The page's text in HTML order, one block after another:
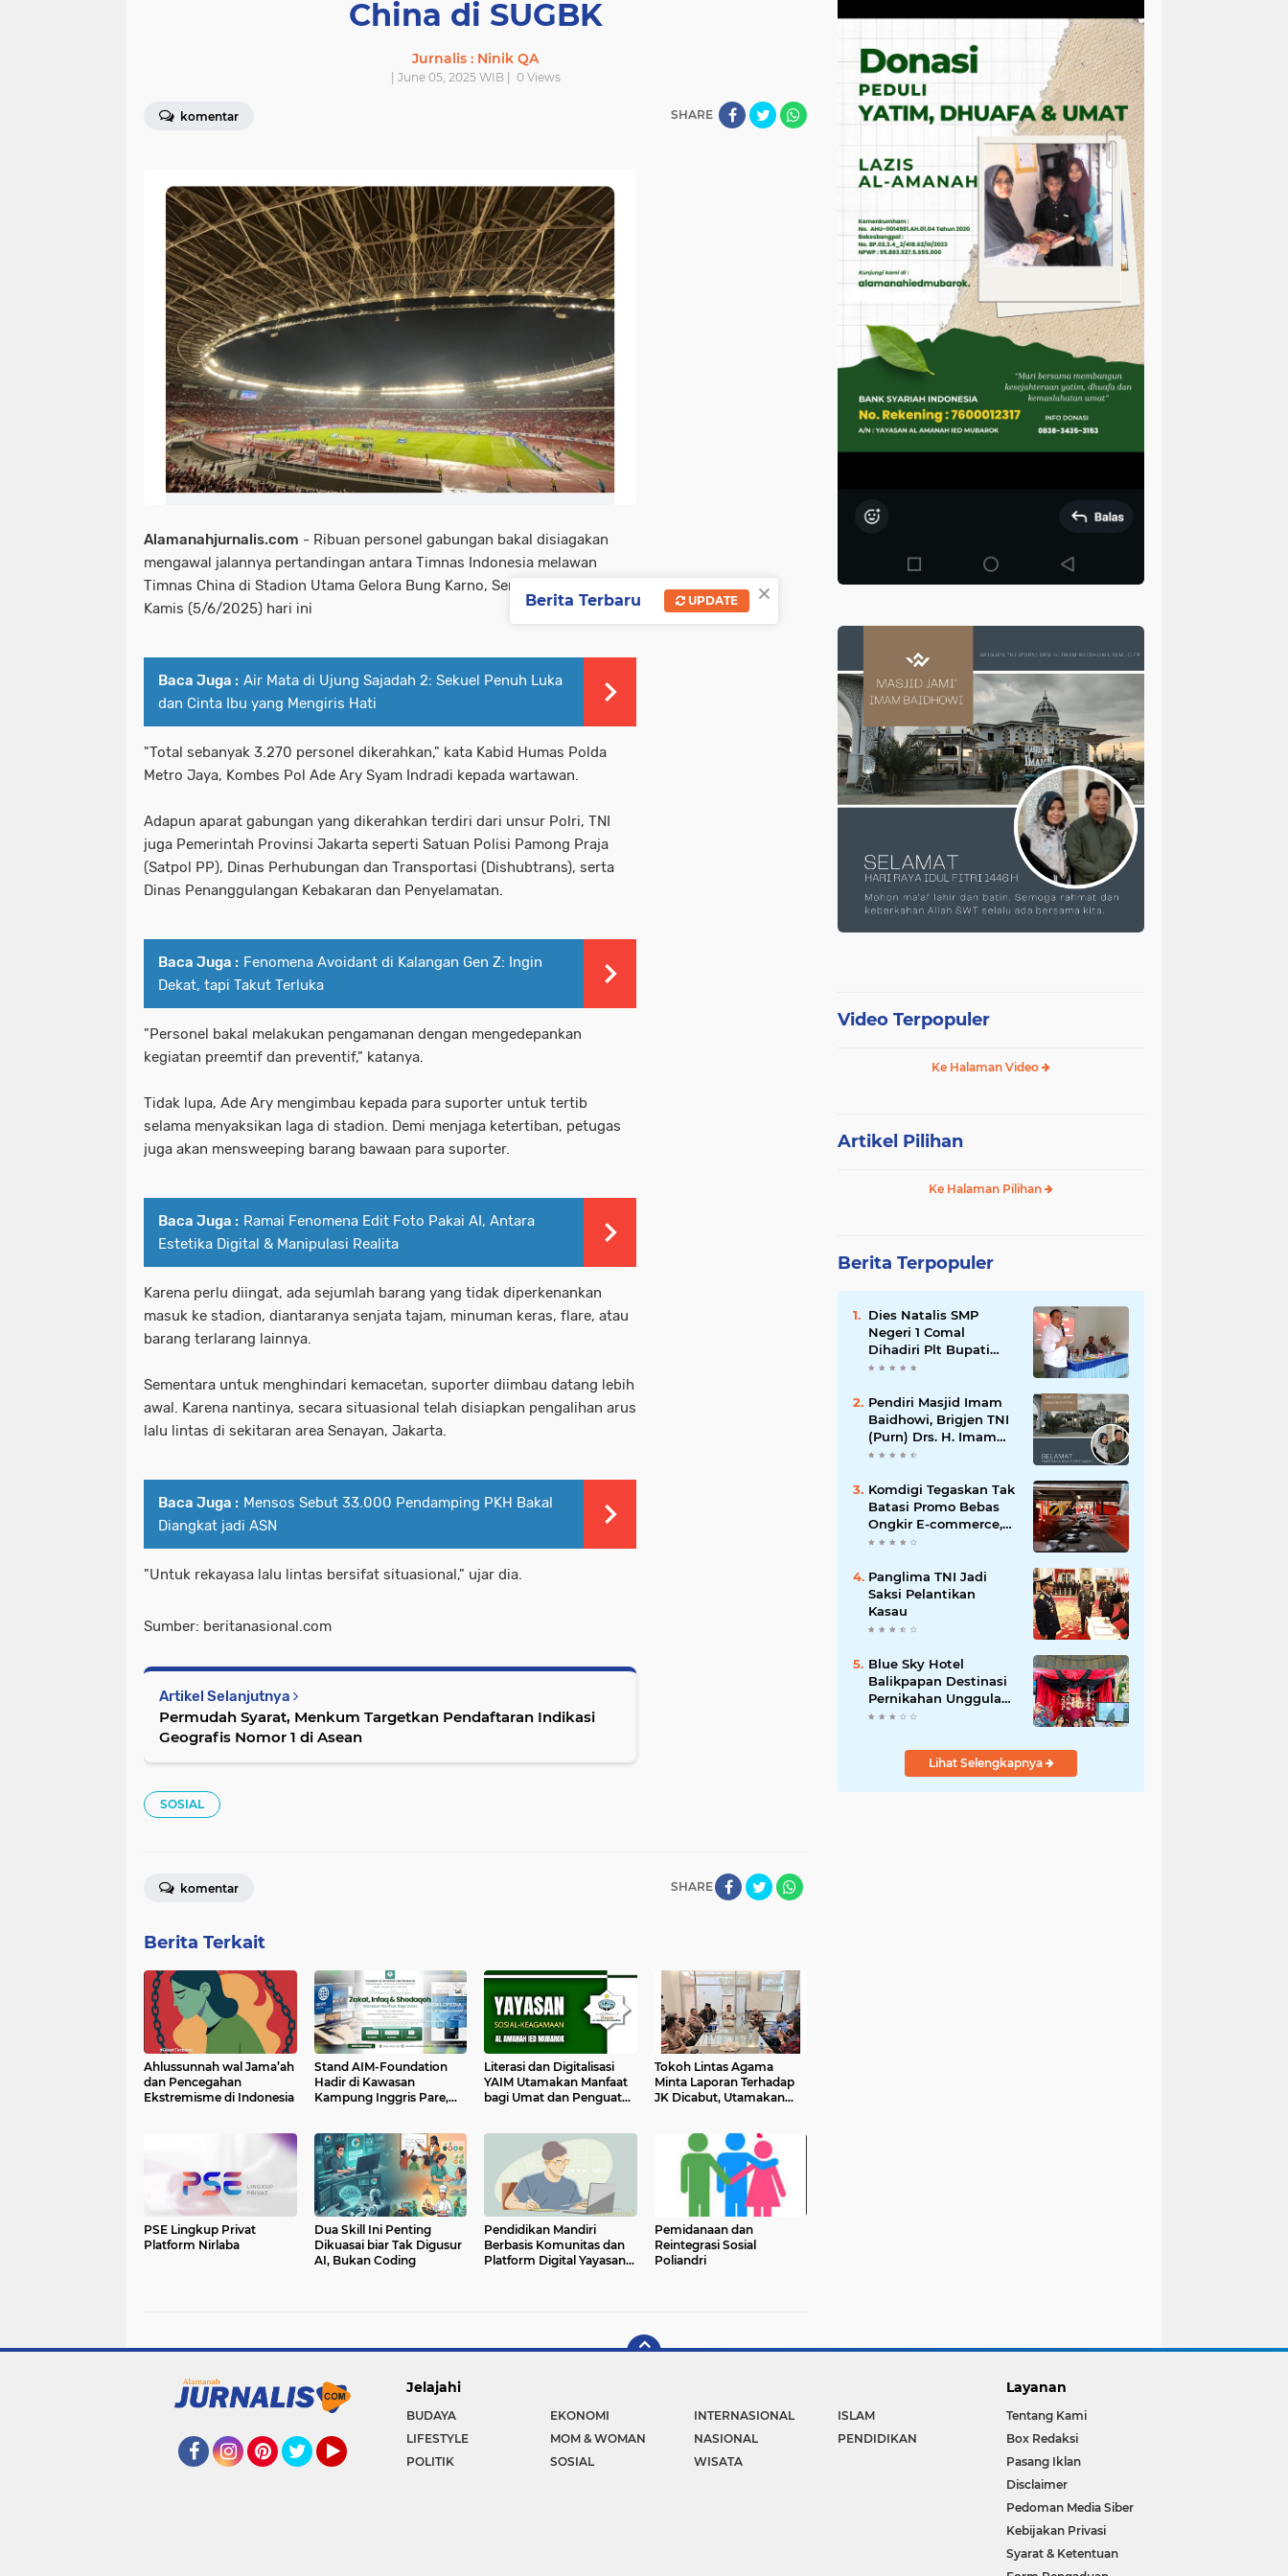
China di SUGBK
Jurnalis : Ninik QA
| June 05, 2025 WIB | 0Views
komentar SHARE
Alamanahjurnalis.com - Ribuan personel gabungan bakal disiagakan
mengawal jalannya pertandingan antara Timnas Indonesia melawan
Timnas China di Stadion Utama Gelora Bung Karno, Senayan, Jakarta,
Kamis (5/6/2025) hari ini
Baca Juga : Air Mata di Ujung Sajadah 2: Sekuel Penuh Luka
dan Cinta Ibu yang Mengiris Hati
"Total sebanyak 3.270 personel dikerahkan," kata Kabid Humas Polda
Metro Jaya, Kombes Pol Ade Ary Syam Indradi kepada wartawan.
Adapun aparat gabungan yang dikerahkan terdiri dari unsur Polri, TNI
juga Pemerintah Provinsi Jakarta seperti Satuan Polisi Pamong Praja
(Satpol PP), Dinas Perhubungan dan Transportasi (Dishubtrans), serta
Dinas Penanggulangan Kebakaran dan Penyelamatan.
Baca Juga : Fenomena Avoidant di Kalangan Gen Z: Ingin
Dekat, tapi Takut Terluka
"Personel bakal melakukan pengamanan dengan mengedepankan
kegiatan preemtif dan preventif," katanya.
Tidak lupa, Ade Ary mengimbau kepada para suporter untuk tertib
selama menyaksikan laga di stadion. Demi menjaga ketertiban, petugas
juga akan mensweeping barang bawaan para suporter.
Baca Juga : Ramai Fenomena Edit Foto Pakai AI, Antara
Estetika Digital & Manipulasi Realita
Karena perlu diingat, ada sejumlah barang yang tidak diperkenankan
masuk ke stadion, diantaranya senjata tajam, minuman keras, flare, atau
barang terlarang lainnya.
Sementara untuk menghindari kemacetan, suporter diimbau datang lebih
awal. Karena nantinya, secara situasional telah disiapkan pengalihan arus
lalu lintas di sekitaran area Senayan, Jakarta.
Baca Juga : Mensos Sebut 33.000 Pendamping PKH Bakal
Diangkat jadi ASN
"Untuk rekayasa lalu lintas bersifat situasional," ujar dia.
Sumber: beritanasional.com
Artikel Selanjutnya
Permudah Syarat, Menkum Targetkan Pendaftaran Indikasi
Geografis Nomor 1 di Asean
SOSIAL
SHARE
komentar
Berita Terkait
Ahlussunnah wal Jama’ah
dan Pencegahan
Ekstremisme di Indonesia
Stand AIM-Foundation
Hadir di Kawasan
Kampung Inggris Pare,
Literasi dan Digitalisasi
YAIM Utamakan Manfaat
bagi Umat dan Penguatan
Tokoh Lintas Agama
Minta Laporan Terhadap
JK Dicabut, Utamakan
PSE Lingkup Privat
Platform Nirlaba
Dua Skill Ini Penting
Dikuasai biar Tak Digusur
AI, Bukan Coding
Pendidikan Mandiri
Berbasis Komunitas dan
Platform Digital Yayasan
Pemidanaan dan
Reintegrasi Sosial
Poliandri
Video Terpopuler
Ke Halaman Video
Artikel Pilihan
Ke Halaman Pilihan
Berita Terpopuler
Dies Natalis SMP
Negeri 1 Comal
Dihadiri Plt Bupati
Pemalang Nurkholis
Pendiri Masjid Imam
Baidhowi, Brigjen TNI
(Purn) Drs. H. Imam
Baidhowi, M.M., C. Fr.A
Selamat Idul Fitri 1445
H
Komdigi Tegaskan Tak
Batasi Promo Bebas
Ongkir E-commerce,
tapi Perusahaan Kurir
Panglima TNI Jadi
Saksi Pelantikan
Kasau
Blue Sky Hotel
Balikpapan Destinasi
Pernikahan Unggulan
di Kalimantan Timur
Lihat Selengkapnya
Jelajahi
BUDAYA EKONOMI INTERNASIONAL
ISLAM
LIFESTYLE
MOM & WOMAN NASIONAL
PENDIDIKAN
POLITIK
SOSIAL WISATA
Layanan
Tentang Kami
Box Redaksi
Pasang Iklan
Disclaimer
Pedoman Media Siber
Kebijakan Privasi
Syarat & Ketentuan
×
Berita Terbaru UPDATE